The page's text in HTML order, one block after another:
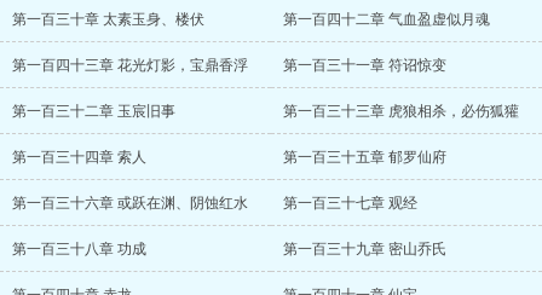
第一百三十章 太素玉身、楼伏 第一百四十二章 气血盈虚似月魂
第一百四十三章 花光灯影，宝鼎香浮 第一百三十一章 符诏惊变
第一百三十二章 玉宸旧事 第一百三十三章 虎狼相杀，必伤狐獾
第一百三十四章 索人 第一百三十五章 郁罗仙府
第一百三十六章 或跃在渊、阴蚀红水 第一百三十七章 观经
第一百三十八章 功成 第一百三十九章 密山乔氏